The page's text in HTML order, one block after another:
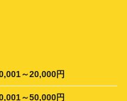
～20,000円
～50,000円